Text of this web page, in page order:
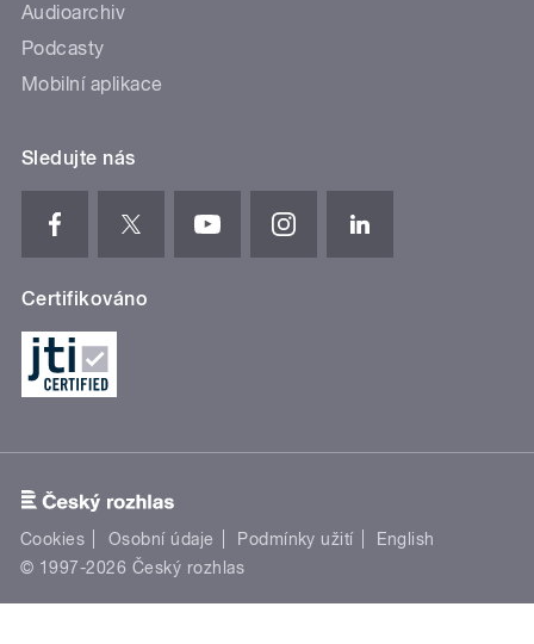
Audioarchiv
Podcasty
Mobilní aplikace
Sledujte nás
Certifikováno
Cookies Osobní údaje Podmínky užití
English
© 1997-2026 Český rozhlas